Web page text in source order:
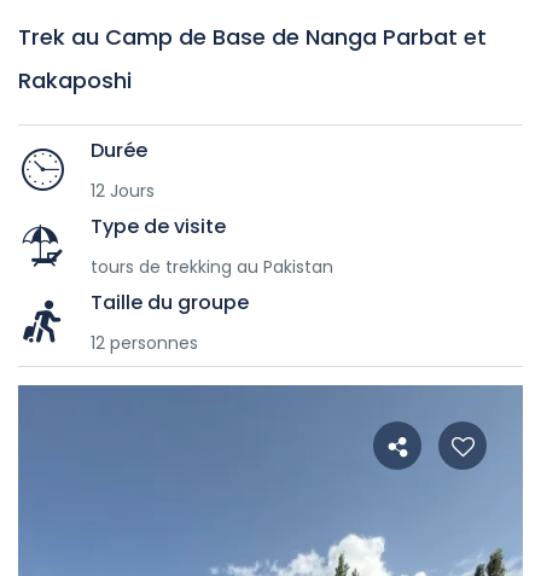
Trek au Camp de Base de Nanga Parbat et
Rakaposhi
Durée
12 Jours
Type de visite
tours de trekking au Pakistan
Taille du groupe
12 personnes